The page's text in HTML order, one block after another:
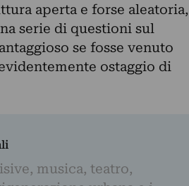
aperta e forse aleatoria,
serie di questioni sul
se fosse venuto
ostaggio di
musica, teatro,